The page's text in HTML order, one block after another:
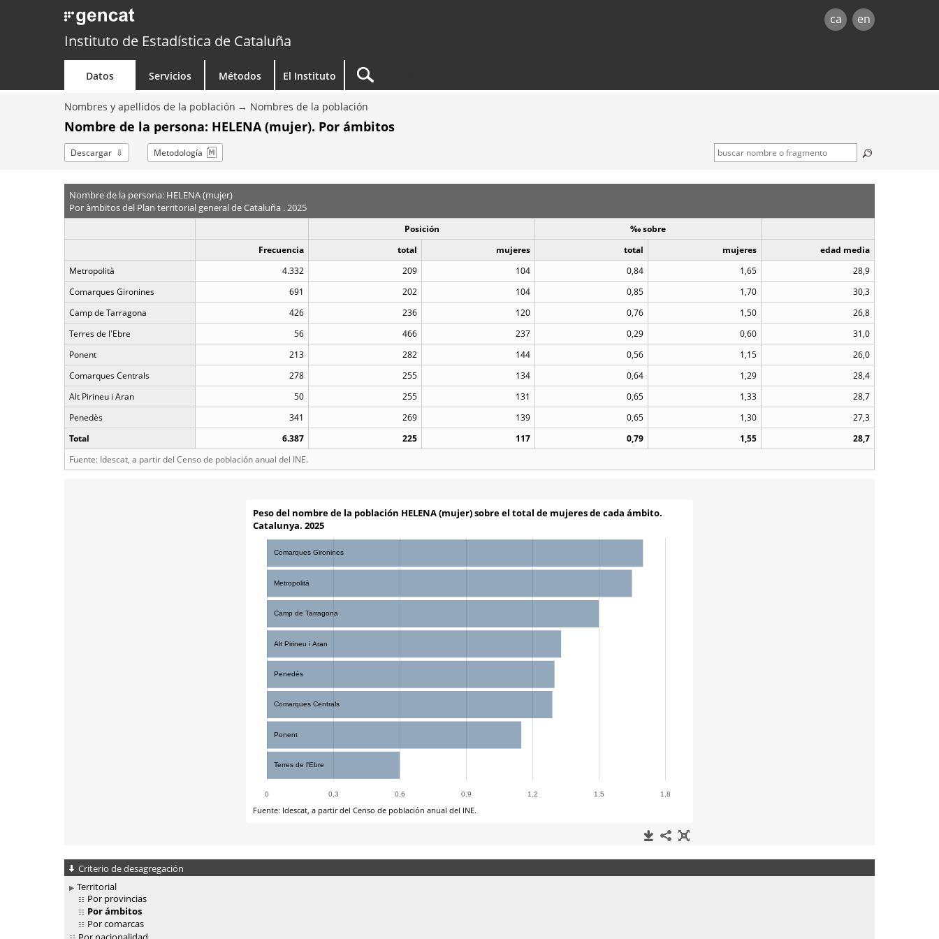
ca en
Instituto de Estadística de Cataluña
Datos Servicios Métodos El Instituto
Nombres y apellidos de la población Nombres de la población
Nombre de la persona: HELENA (mujer). Por ámbitos
Descargar Metodología
Nombre de la persona: HELENA (mujer)
Por àmbitos del Plan territorial general de Cataluña . 2025
Posición
‰ sobre
Frecuencia
total mujeres total mujeres
edad media
Metropolità
4.332 209 104 0,84 1,65
28,9
Comarques Gironines
691 202 104 0,85 1,70
30,3
Camp de Tarragona
426 236 120 0,76 1,50
26,8
Terres de l'Ebre
56 466 237 0,29 0,60
31,0
Ponent
213 282 144 0,56 1,15
26,0
Comarques Centrals
278 255 134 0,64 1,29
28,4
Alt Pirineu i Aran
50 255 131 0,65 1,33
28,7
Penedès
341 269 139 0,65 1,30
27,3
Total
6.387 225 117 0,79 1,55
28,7
Fuente: Idescat, a partir del Censo de población anual del INE.
Criterio de desagregación
Territorial
Por provincias
Por ámbitos
Por comarcas